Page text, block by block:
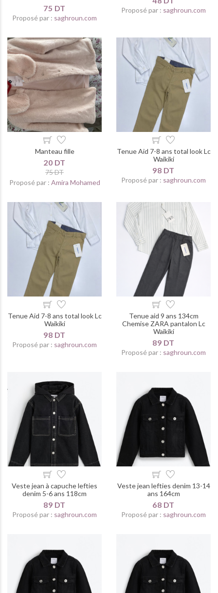
75 DT
Proposé par : saghroun.com
Proposé par : saghroun.com
Manteau fille
20 DT
75 DT
Proposé par : Amira Mohamed
Tenue Aid 7-8 ans total look Lc
Waikiki
98 DT
Proposé par : saghroun.com
Tenue Aid 7-8 ans total look Lc
Waikiki
98 DT
Proposé par : saghroun.com
Tenue aid 9 ans 134cm
Chemise ZARA pantalon Lc
Waikiki
89 DT
Proposé par : saghroun.com
Veste jean à capuche lefties
denim 5-6 ans 118cm
89 DT
Proposé par : saghroun.com
Veste jean lefties denim 13-14
ans 164cm
68 DT
Proposé par : saghroun.com